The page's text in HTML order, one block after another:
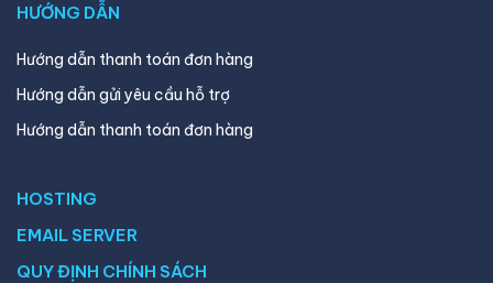
HƯỚNG DẪN
Hướng dẫn thanh toán đơn hàng
Hướng dẫn gửi yêu cầu hỗ trợ
Hướng dẫn thanh toán đơn hàng
HOSTING
EMAIL SERVER
QUY ĐỊNH CHÍNH SÁCH